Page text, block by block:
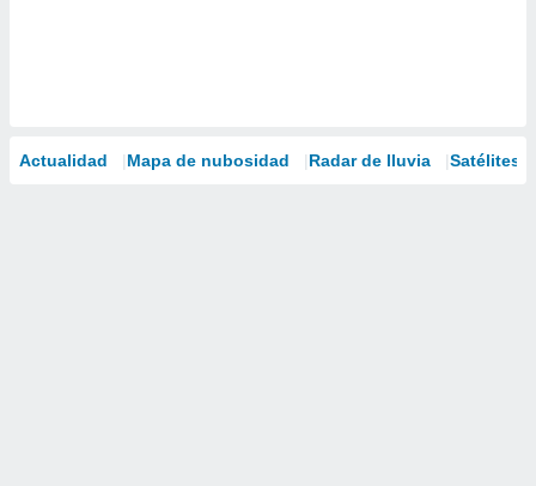
Actualidad Mapa de nubosidad Radar de lluvia Satélites